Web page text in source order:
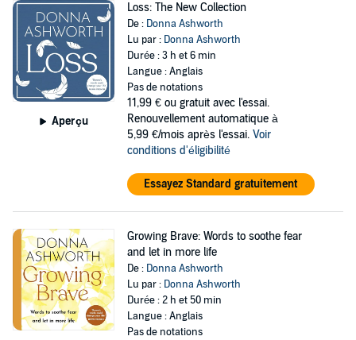
Aperçu
Loss: The New Collection
De : Donna Ashworth
Lu par : Donna Ashworth
Durée : 3 h et 6 min
Langue : Anglais
Pas de notations
11,99 € ou gratuit avec l'essai.
Renouvellement automatique à
5,99 €/mois après l'essai. Voir
conditions d'éligibilité
Essayez Standard gratuitement
Growing Brave: Words to soothe fear
and let in more life
De : Donna Ashworth
Lu par : Donna Ashworth
Durée : 2 h et 50 min
Langue : Anglais
Pas de notations